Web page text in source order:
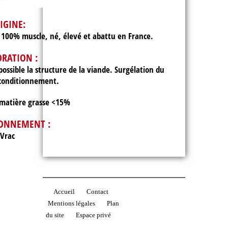
muscle, né, élevé et abattu en France.
:
la structure de la viande. Surgélation du
grasse <15%
:
Vrac
Accueil
Contact
Mentions légales
Plan
du site
Espace privé